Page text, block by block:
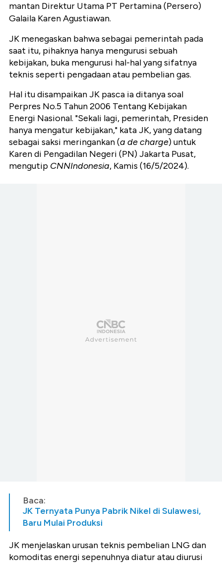
mantan Direktur Utama PT Pertamina (Persero)
Galaila Karen Agustiawan.
JK menegaskan bahwa sebagai pemerintah pada
saat itu, pihaknya hanya mengurusi sebuah
kebijakan, buka mengurusi hal-hal yang sifatnya
teknis seperti pengadaan atau pembelian gas.
Hal itu disampaikan JK pasca ia ditanya soal
Perpres No.5 Tahun 2006 Tentang Kebijakan
Energi Nasional. "Sekali lagi, pemerintah, Presiden
hanya mengatur kebijakan," kata JK, yang datang
sebagai saksi meringankan (a de charge) untuk
Karen di Pengadilan Negeri (PN) Jakarta Pusat,
mengutip CNNIndonesia, Kamis (16/5/2024).
Baca:
JK Ternyata Punya Pabrik Nikel di Sulawesi,
Baru Mulai Produksi
JK menjelaskan urusan teknis pembelian LNG dan
komoditas energi sepenuhnya diatur atau diurusi